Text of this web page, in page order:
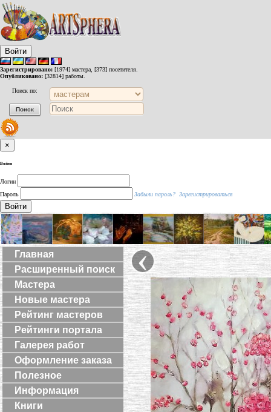
Войти
Зарегистрировано: [1974] мастера, [373] посетителя.
Опубликовано: [32814] работы.
Поиск по:
×
Войти
Логин
Пароль
Забыли пароль? Зарегистрироваться
Войти
Главная
Расширенный поиск
Мастера
Новые мастера
Рейтинг мастеров
Рейтинги портала
Галерея работ
Оформление заказа
Полезное
Информация
Книги
‹